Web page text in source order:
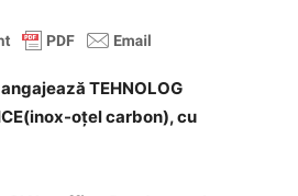
TEHNOLOG
oțel carbon), cu